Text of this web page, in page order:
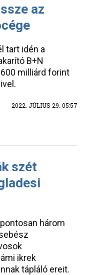
az
tart idén a
B+N
milliárd forint
2022. JÚLIUS 29. 05:57
szét
három
ikrek
tápláló ereit.